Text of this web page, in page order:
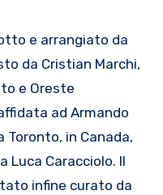
e arrangiato da
da Cristian Marchi,
e Oreste
ad Armando
in Canada,
Luca Caracciolo. Il
infine curato da